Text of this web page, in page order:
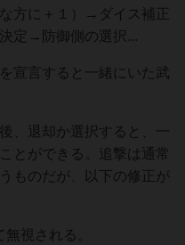
⽅に＋１）→ダイス補正
定→防御側の選択...
宣⾔すると⼀緒にいた武
、退却か選択すると、⼀
とができる。追撃は通常
ものだが、以下の修正が
視される。